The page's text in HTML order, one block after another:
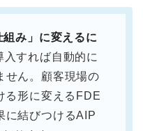
み」に変えるに
すれば自動的に
せん。顧客現場の
る形に変えるFDE
に結びつけるAIP